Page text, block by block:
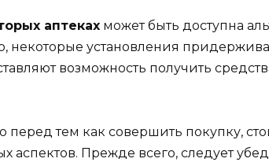
аптеках может быть доступна
некоторые установления
возможность получить
перед тем как совершить покупку,
аспектов. Прежде всего, следует